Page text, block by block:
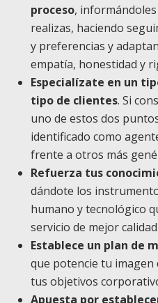
proceso,
realizas, haciendo
y preferencias y
empatía, honestidad y
Especialízate en un
tipo de clientes. Si
uno de estos dos
identificado como
frente a otros más
Refuerza tus
dándote los
humano y tecnológico
servicio de mejor
Establece un plan de
que potencie tu imagen
tus objetivos
Apuesta por